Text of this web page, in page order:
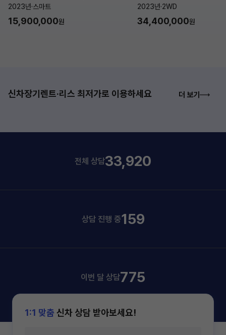
2023년·스마트
15,900,000원
2023년·2WD
34,400,000원
신차장기렌트·리스 최저가로 이용하세요 더 보기
전체 상담33,920
상담 진행 중159
이번 달 상담775
1:1 맞춤 신차 상담 받아보세요!